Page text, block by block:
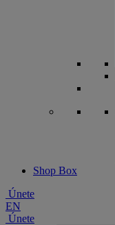
Shop Box
Únete
EN
Únete